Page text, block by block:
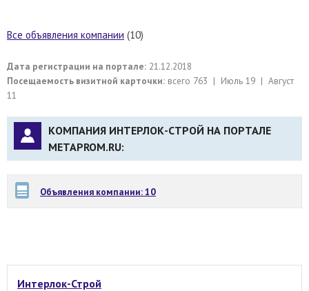
Все объявления компании (10)
Дата регистрации на портале: 21.12.2018
Посещаемость визитной карточки: всего 763 | Июль 19 | Август
11
КОМПАНИЯ ИНТЕРЛОК-СТРОЙ НА ПОРТАЛЕ
METAPROM.RU:
Объявления компании: 10
Интерлок-Строй